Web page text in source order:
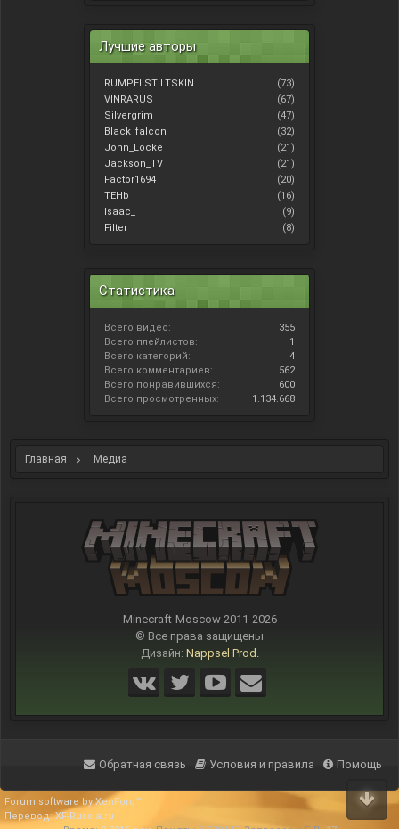
Лучшие авторы
RUMPELSTILTSKIN
(73)
VINRARUS
(67)
Silvergrim
(47)
Black_falcon
(32)
John_Locke
(21)
Jackson_TV
(21)
Factor1694
(20)
TEHb
(16)
Isaac_
(9)
Filter
(8)
Статистика
Всего видео:
355
Всего плейлистов:
1
Всего категорий:
4
Всего комментариев:
562
Всего понравившихся:
600
Всего просмотренных:
1.134.668
Главная Медиа
Minecraft-Moscow 2011-2026
© Все права защищены
Дизайн: Nappsel Prod.
Обратная связь Условия и правила Помощь
Forum software by XenForo™
Перевод:XF-Russia.ru